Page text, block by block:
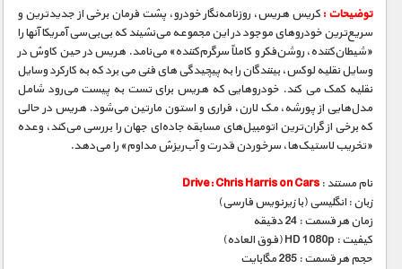
توضیحات :کریس هریس، روزنامه‌نگار خودرو، پشت فرمان برخی از جدیدترین و
سریع‌ترین خودروهای موجود در این مجموعه می‌نشیند که بی‌بی‌سی آمریکا آنها را
«شیطان‌کننده، روشن‌فکر و کاملاً سرگرم‌کننده» می‌نامد. هریس در حین کاوش در
وسایل نقلیه لوکس، بینندگان را به پیچیدگی های فنی می برد که به کارکرد وسایل
نقلیه کمک می کند. خودروهایی که هریس برای تست به پیست می‌رود شامل
مدل‌هایی از پورشه، مک لارن، فراری و استون مارتین می‌شود. هریس در حالی
که برخی از گران‌ترین اتومبیل‌های مسابقه جاده‌ای جهان را بررسی می‌کند، وعده
«تخریب لاستیک‌ها، سرخوردن قدرت و آب‌ریزش مداوم» را می‌دهد.
نام مستند : Drive: Chris Harris on Cars
زبان : انگلیسی (با زیرنویس فارسی)
زمان هر قسمت : 24 دقیقه
کیفیت : HD 1080p (فوق العاده)
حجم هر قسمت : 285 مگابایت